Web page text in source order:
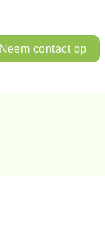
Neem contact op